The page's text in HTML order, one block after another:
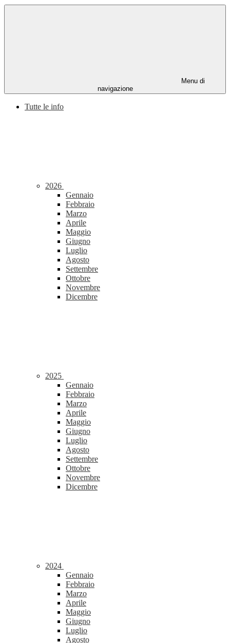
Menu di
navigazione
Tutte le info
2026
Gennaio
Febbraio
Marzo
Aprile
Maggio
Giugno
Luglio
Agosto
Settembre
Ottobre
Novembre
Dicembre
2025
Gennaio
Febbraio
Marzo
Aprile
Maggio
Giugno
Luglio
Agosto
Settembre
Ottobre
Novembre
Dicembre
2024
Gennaio
Febbraio
Marzo
Aprile
Maggio
Giugno
Luglio
Agosto